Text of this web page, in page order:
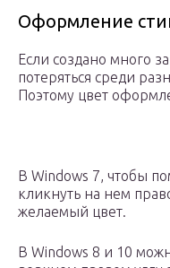
Оформление
Если создано много
потеряться среди
Поэтому цвет
В Windows 7, чтобы
кликнуть на нем
желаемый цвет.
В Windows 8 и 10